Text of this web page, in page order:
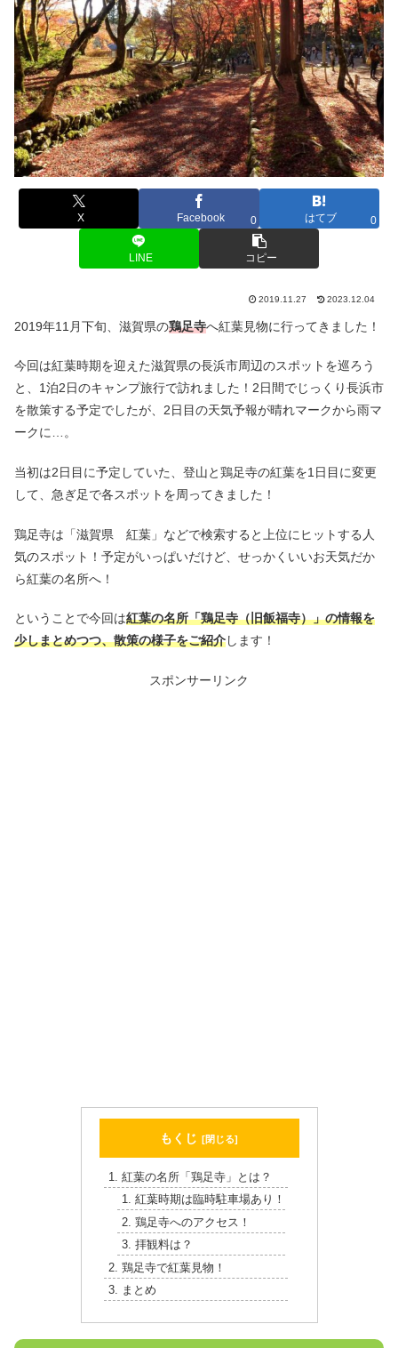
X Facebook 0 はてブ 0
LINE コピー
2019.11.27 2023.12.04
2019年11月下旬、滋賀県の鶏足寺へ紅葉見物に行ってきました！
今回は紅葉時期を迎えた滋賀県の長浜市周辺のスポットを巡ろう
と、1泊2日のキャンプ旅行で訪れました！2日間でじっくり長浜市
を散策する予定でしたが、2日目の天気予報が晴れマークから雨マ
ークに…。
当初は2日目に予定していた、登山と鶏足寺の紅葉を1日目に変更
して、急ぎ足で各スポットを周ってきました！
鶏足寺は「滋賀県 紅葉」などで検索すると上位にヒットする人
気のスポット！予定がいっぱいだけど、せっかくいいお天気だか
ら紅葉の名所へ！
ということで今回は紅葉の名所「鶏足寺（旧飯福寺）」の情報を
少しまとめつつ、散策の様子をご紹介します！
スポンサーリンク
もくじ
紅葉の名所「鶏足寺」とは？
紅葉時期は臨時駐車場あり！
鶏足寺へのアクセス！
拝観料は？
鶏足寺で紅葉見物！
まとめ